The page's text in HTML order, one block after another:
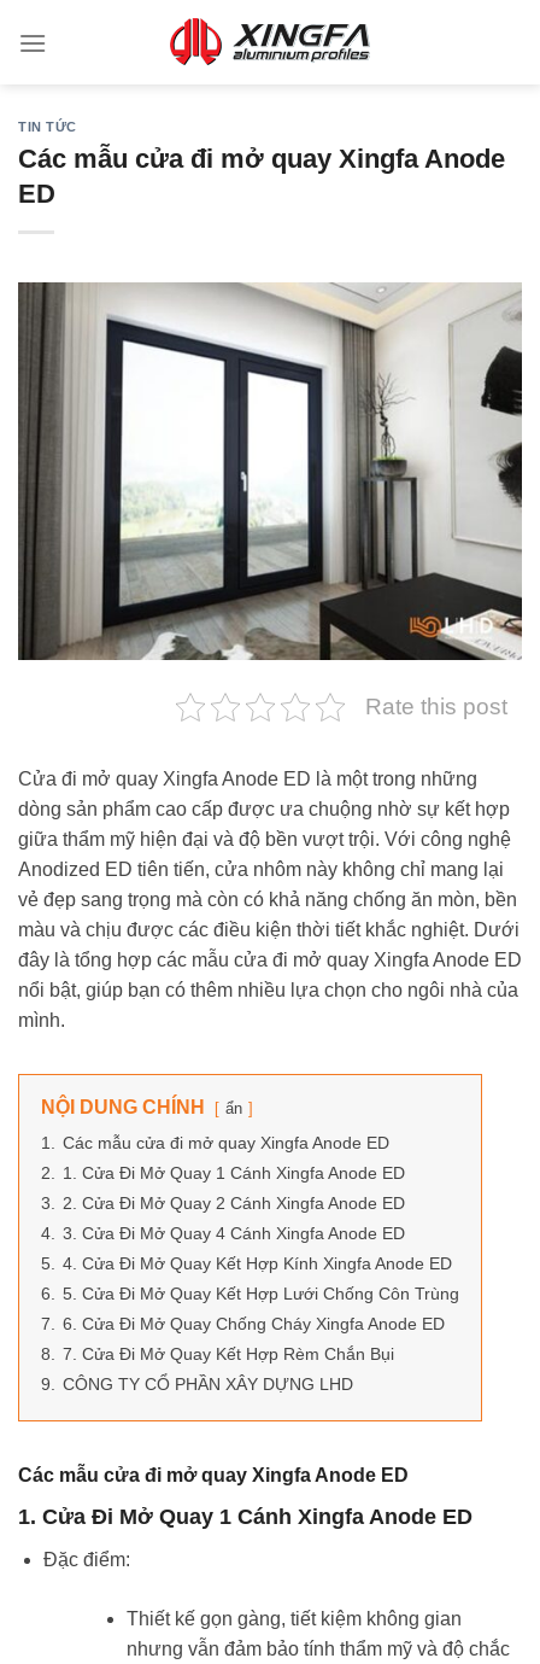
TIN TỨC
Các mẫu cửa đi mở quay Xingfa Anode
ED
Rate this post
Cửa đi mở quay Xingfa Anode ED là một trong những
dòng sản phẩm cao cấp được ưa chuộng nhờ sự kết hợp
giữa thẩm mỹ hiện đại và độ bền vượt trội. Với công nghệ
Anodized ED tiên tiến, cửa nhôm này không chỉ mang lại
vẻ đẹp sang trọng mà còn có khả năng chống ăn mòn, bền
màu và chịu được các điều kiện thời tiết khắc nghiệt. Dưới
đây là tổng hợp các mẫu cửa đi mở quay Xingfa Anode ED
nổi bật, giúp bạn có thêm nhiều lựa chọn cho ngôi nhà của
mình.
NỘI DUNG CHÍNH ẩn
1.
Các mẫu cửa đi mở quay Xingfa Anode ED
2.
1. Cửa Đi Mở Quay 1 Cánh Xingfa Anode ED
3.
2. Cửa Đi Mở Quay 2 Cánh Xingfa Anode ED
4.
3. Cửa Đi Mở Quay 4 Cánh Xingfa Anode ED
5.
4. Cửa Đi Mở Quay Kết Hợp Kính Xingfa Anode ED
6.
5. Cửa Đi Mở Quay Kết Hợp Lưới Chống Côn Trùng
7.
6. Cửa Đi Mở Quay Chống Cháy Xingfa Anode ED
8.
7. Cửa Đi Mở Quay Kết Hợp Rèm Chắn Bụi
9.
CÔNG TY CỔ PHẦN XÂY DỰNG LHD
Các mẫu cửa đi mở quay Xingfa Anode ED
1. Cửa Đi Mở Quay 1 Cánh Xingfa Anode ED
Đặc điểm:
Thiết kế gọn gàng, tiết kiệm không gian
nhưng vẫn đảm bảo tính thẩm mỹ và độ chắc